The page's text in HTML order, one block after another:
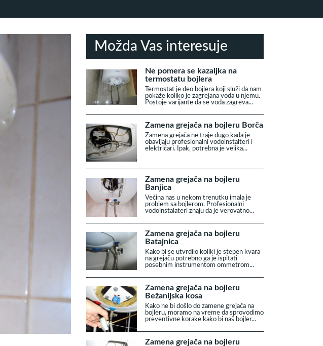
Možda Vas interesuje
Ne pomera se kazaljka na
termostatu bojlera
Termostat je deo bojlera koji služi da nam
pokaže koliko je zagrejana voda u njemu.
Postoje varijante da se voda zagreva...
Zamena grejača na bojleru Borča
Zamena grejača ne traje dugo kada je
obavljaju profesionalni vodoinstalteri i
električari. Ipak, potrebna je velika...
Zamena grejača na bojleru
Banjica
Većina nas u nekom trenutku imala je
problem sa bojlerom. Profesionalni
vodoinstalateri znaju da je verovatno...
Zamena grejača na bojleru
Batajnica
Kako bi se utvrdilo koliki je stepen kvara
na grejaču potrebno ga je ispitati
posebnim instrumentom ommetrom...
Zamena grejača na bojleru
Bežanijska kosa
Kako ne bi došlo do zamene grejača na
bojleru, moramo na vreme da sprovodimo
preventivne korake kako bi naš bojler...
Zamena grejača na bojleru